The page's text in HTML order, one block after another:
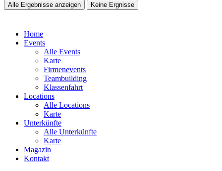
Alle Ergebnisse anzeigen Keine Ergnisse
Home
Events
Alle Events
Karte
Firmenevents
Teambuilding
Klassenfahrt
Locations
Alle Locations
Karte
Unterkünfte
Alle Unterkünfte
Karte
Magazin
Kontakt